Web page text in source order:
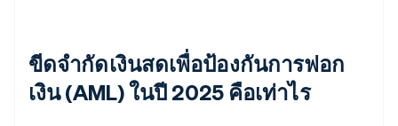
ขีดจำกัดเงินสดเพื่อป้องกันการฟอก
เงิน (AML) ในปี 2025 คือเท่าไร